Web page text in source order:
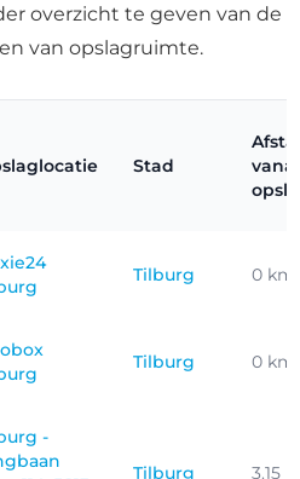
overzicht te geven van de
van opslagruimte.
Stad
Tilburg 0 km
Tilburg 0 km
-
Tilburg 3.15